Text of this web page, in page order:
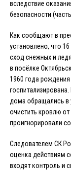
вследствие
безопасности
Как сообщают в
установлено, что
сход снежных и
в посёлке
1960 года
дома обращались
очистить кровлю
проигнорировали
Следователем СК
оценка действиям
входят контроль и